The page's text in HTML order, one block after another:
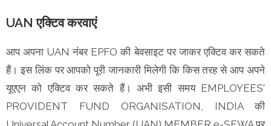
UAN एक्टिव करवाएं
आप अपना UAN नंबर EPFO की बेवसाइट पर जाकर एक्टिव कर सकते
हैं। इस लिंक पर आपको पूरी जानकारी मिलेगी कि किस तरह से आप अपने
यूएएन को एक्टिव कर सकते हैं। अभी इसी समय EMPLOYEES'
PROVIDENT FUND ORGANISATION, INDIA की